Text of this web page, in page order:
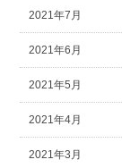
2021年7月
2021年6月
2021年5月
2021年4月
2021年3月